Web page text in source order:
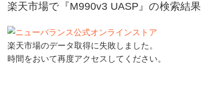
楽天市場で『M990v3 UASP』の検索結果
楽天市場のデータ取得に失敗しました。
時間をおいて再度アクセスしてください。